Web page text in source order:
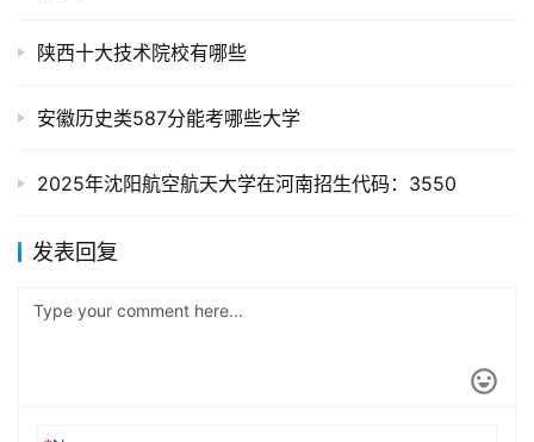
陕西十大技术院校有哪些
安徽历史类587分能考哪些大学
2025年沈阳航空航天大学在河南招生代码：3550
发表回复